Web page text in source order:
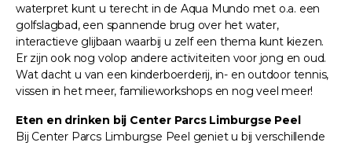
waterpret kunt u terecht in de Aqua Mundo met o.a. een
golfslagbad, een spannende brug over het water,
interactieve glijbaan waarbij u zelf een thema kunt kiezen.
Er zijn ook nog volop andere activiteiten voor jong en oud.
Wat dacht u van een kinderboerderij, in- en outdoor tennis,
vissen in het meer, familieworkshops en nog veel meer!
Eten en drinken bij Center Parcs Limburgse Peel
Bij Center Parcs Limburgse Peel geniet u bij verschillende